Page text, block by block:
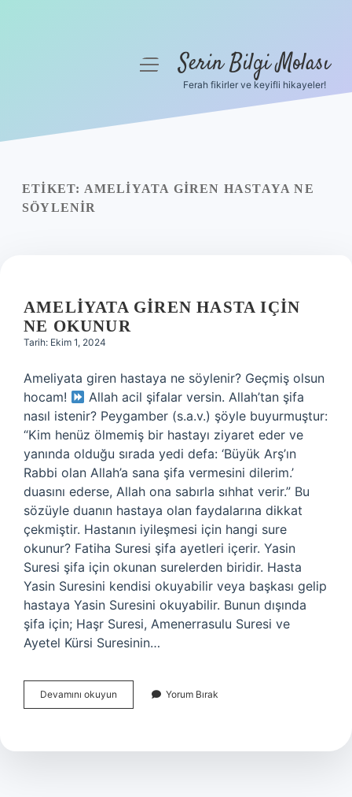
Yasal Uyarı
menüyüSerin Bilgi Molası
Ferah fikirler ve keyifli hikayeler!
ETIKET: AMELIYATA GIREN HASTAYA NE
SÖYLENIR
AMELIYATA GIREN HASTA IÇIN
NE OKUNUR
Tarih: Ekim 1, 2024
Ameliyata giren hastaya ne söylenir? Geçmiş olsun
hocam!
Allah acil şifalar versin. Allah’tan şifa
nasıl istenir? Peygamber (s.a.v.) şöyle buyurmuştur:
“Kim henüz ölmemiş bir hastayı ziyaret eder ve
yanında olduğu sırada yedi defa: ‘Büyük Arş’ın
Rabbi olan Allah’a sana şifa vermesini dilerim.’
duasını ederse, Allah ona sabırla sıhhat verir.” Bu
sözüyle duanın hastaya olan faydalarına dikkat
çekmiştir. Hastanın iyileşmesi için hangi sure
okunur? Fatiha Suresi şifa ayetleri içerir. Yasin
Suresi şifa için okunan surelerden biridir. Hasta
Yasin Suresini kendisi okuyabilir veya başkası gelip
hastaya Yasin Suresini okuyabilir. Bunun dışında
şifa için; Haşr Suresi, Amenerrasulu Suresi ve
Ayetel Kürsi Suresinin…
Devamını okuyun Ameliyata
Giren
Ne
Yorum Bırak